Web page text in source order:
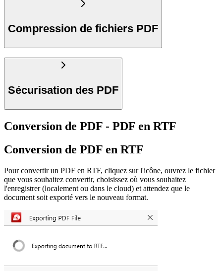
Compression de fichiers PDF
Sécurisation des PDF
Conversion de PDF - PDF en RTF
Conversion de PDF en RTF
Pour convertir un PDF en RTF, cliquez sur l'icône, ouvrez le fichier
que vous souhaitez convertir, choisissez où vous souhaitez
l'enregistrer (localement ou dans le cloud) et attendez que le
document soit exporté vers le nouveau format.